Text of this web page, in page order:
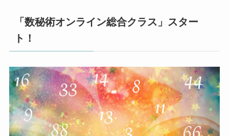
「数秘術オンライン総合クラス」スター
ト！